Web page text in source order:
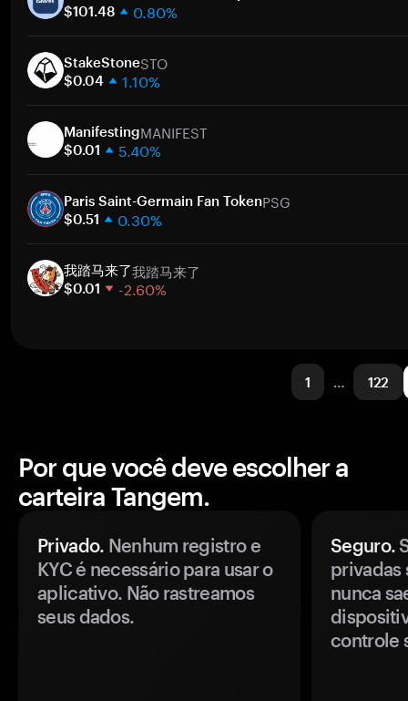
Capitalização de mercado
$101.48
0.80%
30 dias
Capitalização de mercado
StakeStoneSTO
$0.04 1.10%
30 dias
Capitalização de mercado
ManifestingMANIFEST
$0.01 5.40%
30 dias
Capitalização de mercado
Paris Saint-Germain Fan TokenPSG
$0.51 0.30%
30 dias
Capitalização de mercado
我踏马来了我踏马来了
$0.01 -2.60%
1 … 122
Por que você deve escolher a
carteira Tangem.
Privado. Nenhum registro e
KYC é necessário para usar o
aplicativo. Não rastreamos
seus dados.
Seguro.
privadas
nunca
controle